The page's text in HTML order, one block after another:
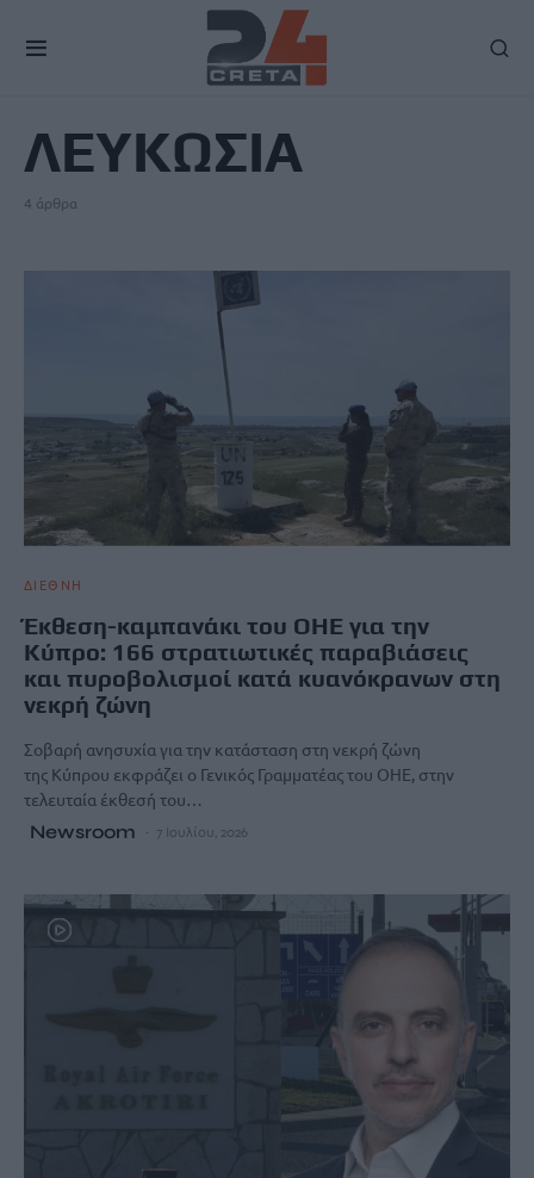
ΛΕΥΚΩΣΙΑ
4 άρθρα
ΔΙΕΘΝΗ
Έκθεση-καμπανάκι του ΟΗΕ για την
Κύπρο: 166 στρατιωτικές παραβιάσεις
και πυροβολισμοί κατά κυανόκρανων στη
νεκρή ζώνη
Σοβαρή ανησυχία για την κατάσταση στη νεκρή ζώνη
της Κύπρου εκφράζει ο Γενικός Γραμματέας του ΟΗΕ, στην
τελευταία έκθεσή του…
Newsroom 7 Ιουλίου, 2026